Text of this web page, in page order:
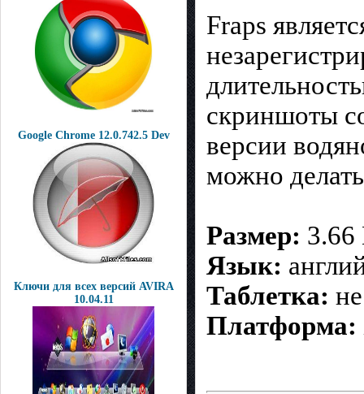
Google Chrome 12.0.742.5 Dev
Ключи для всех версий AVIRA
10.04.11
Fraps
скриншоты
версии
можно
Размер: 3.66
Язык:
Таблетка:
Платформа: